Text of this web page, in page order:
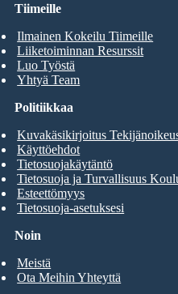
Tiimeille
Ilmainen Kokeilu Tiimeille
Liiketoiminnan Resurssit
Luo Työstä
Yhtyä Team
Noin
Meistä
Ota Meihin Yhteyttä
Politiikkaa
Kuvakäsikirjoitus
Käyttöehdot
Tietosuojakäytäntö
Tietosuoja ja Turvallisuus
Esteettömyys
Tietosuoja-asetuksesi